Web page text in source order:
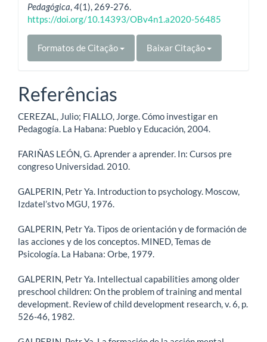
Pedagógica,4(1), 269-276.
https://doi.org/10.14393/OBv4n1.a2020-56485
Formatos de Citação Baixar Citação
Referências
CEREZAL, Julio; FIALLO, Jorge. Cómo investigar en
Pedagogía. La Habana: Pueblo y Educación, 2004.
FARIÑAS LEÓN, G. Aprender a aprender. In: Cursos pre
congreso Universidad. 2010.
GALPERIN, Petr Ya. Introduction to psychology. Moscow,
Izdatel’stvo MGU, 1976.
GALPERIN, Petr Ya. Tipos de orientación y de formación de
las acciones y de los conceptos. MINED, Temas de
Psicología. La Habana: Orbe, 1979.
GALPERIN, Petr Ya. Intellectual capabilities among older
preschool children: On the problem of training and mental
development. Review of child development research, v. 6, p.
526-46, 1982.